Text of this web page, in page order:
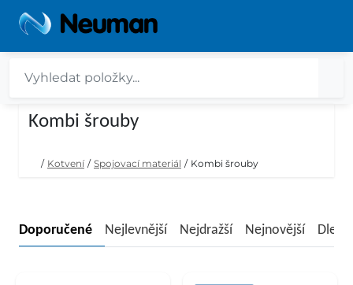
Kombi šrouby
/ Kotvení / Spojovací materiál / Kombi šrouby
Doporučené Nejlevnější Nejdražší Nejnovější Dle